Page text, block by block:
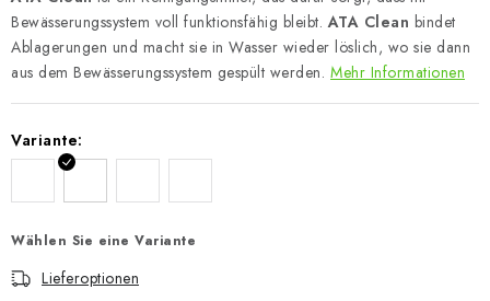
Bewässerungssystem voll funktionsfähig bleibt.ATA Clean bindet
Ablagerungen und macht sie in Wasser wieder löslich, wo sie dann
aus dem Bewässerungssystem gespült werden. Mehr Informationen
Variante:
Wählen Sie eine Variante
Lieferoptionen